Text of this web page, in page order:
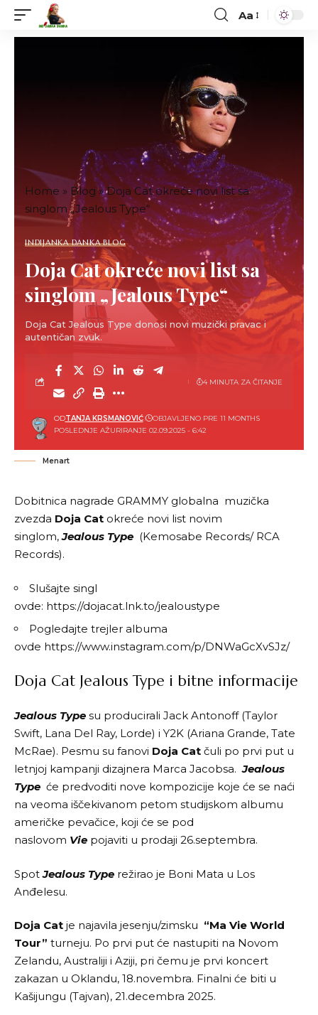
Font
Resizer
Aa
Home » Blog»Doja Cat okreće novi list sa
singlom „Jealous Type“
INDIJANKA DANKA BLOG
Doja Cat okreće novi list sa
singlom „Jealous Type“
Doja Cat Jealous Type donosi novi muzički pravac i
autentičan zvuk.
POSLEDNJE AŽURIRANJE 02.09.2025 - 6:42
ODTANJA KRSMANOVIĆ OBJAVLJENO PRE 11 MONTHS
4 MINUTA ZA ČITANJE
Menart
Dobitnica nagrade GRAMMY globalna muzička
zvezda Doja Cat okreće novi list novim
singlom,Jealous Type (Kemosabe Records/ RCA
Records).
Slušajte singl
ovde: https://dojacat.lnk.to/jealoustype
Pogledajte trejler albuma
ovde https://www.instagram.com/p/DNWaGcXvSJz/
Doja Cat Jealous Type i bitne informacije
Jealous Type su producirali Jack Antonoff (Taylor
Swift, Lana Del Ray, Lorde) i Y2K (Ariana Grande, Tate
McRae). Pesmu su fanovi Doja Cat čuli po prvi put u
letnjoj kampanji dizajnera Marca Jacobsa.Jealous
Type će predvoditi nove kompozicije koje će se naći
na veoma iščekivanom petom studijskom albumu
američke pevačice, koji će se pod
naslovom Vie pojaviti u prodaji 26.septembra.
SpotJealous Type režirao je Boni Mata u Los
Anđelesu.
Doja Cat je najavila jesenju/zimsku “Ma Vie World
Tour” turneju. Po prvi put će nastupiti na Novom
Zelandu, Australiji i Aziji, pri čemu je prvi koncert
zakazan u Oklandu, 18.novembra. Finalni će biti u
Kašijungu (Tajvan), 21.decembra 2025.